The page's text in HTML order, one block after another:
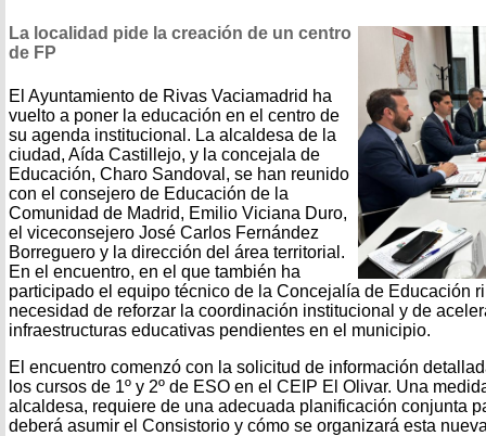
La localidad pide la creación de un centro
de FP
El Ayuntamiento de Rivas Vaciamadrid ha
vuelto a poner la educación en el centro de
su agenda institucional. La alcaldesa de la
ciudad, Aída Castillejo, y la concejala de
Educación, Charo Sandoval, se han reunido
con el consejero de Educación de la
Comunidad de Madrid, Emilio Viciana Duro,
el viceconsejero José Carlos Fernández
Borreguero y la dirección del área territorial.
En el encuentro, en el que también ha
participado el equipo técnico de la Concejalía de Educación
necesidad de reforzar la coordinación institucional y de
infraestructuras educativas pendientes en el municipio.
El encuentro comenzó con la solicitud de información
los cursos de 1º y 2º de ESO en el CEIP El Olivar. Una
alcaldesa, requiere de una adecuada planificación conjunta
deberá asumir el Consistorio y cómo se organizará esta